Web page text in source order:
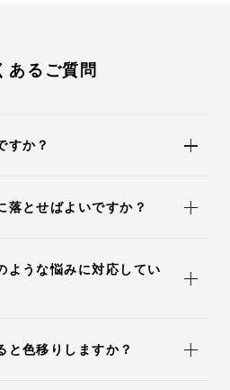
あるご質問
すか？
落とせばよいですか？
ような悩みに対応してい
と色移りしますか？